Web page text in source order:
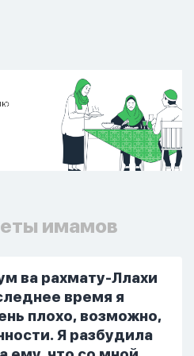
имамов
ва рахмату-Ллахи
время я
плохо, возможно,
Я разбудила